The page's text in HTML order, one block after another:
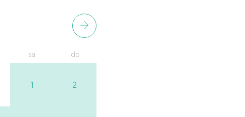
sa do
1 2